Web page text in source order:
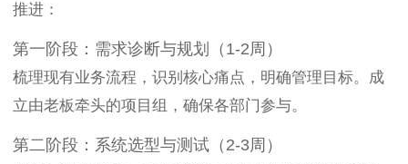
推进：
第一阶段：需求诊断与规划（1-2周）
梳理现有业务流程，识别核心痛点，明确管理目标。成
立由老板牵头的项目组，确保各部门参与。
第二阶段：系统选型与测试（2-3周）